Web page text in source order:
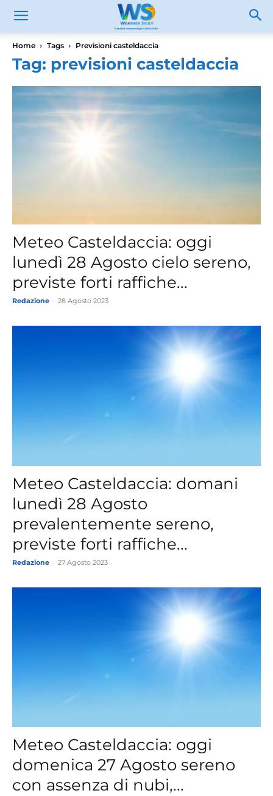
Home Tags Previsioni casteldaccia
Tag: previsioni casteldaccia
Meteo Casteldaccia: oggi
lunedì 28 Agosto cielo sereno,
previste forti raffiche...
Redazione 28 Agosto 2023
Meteo Casteldaccia: domani
lunedì 28 Agosto
prevalentemente sereno,
previste forti raffiche...
Redazione 27 Agosto 2023
Meteo Casteldaccia: oggi
domenica 27 Agosto sereno
con assenza di nubi,...